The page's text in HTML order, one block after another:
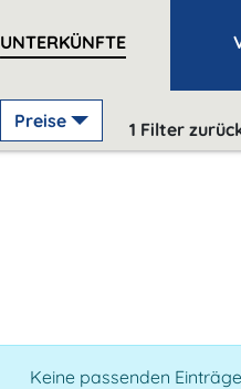
UNTERKÜNFTE
Preise 1 Filter
Keine passenden